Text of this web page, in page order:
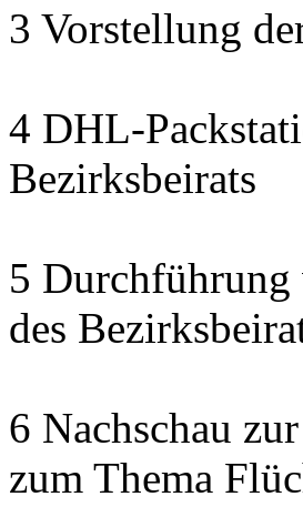
3 Vorstellung
4 DHL-
Bezirksbeirats
5 Durchführung
des
6 Nachschau
zum Thema